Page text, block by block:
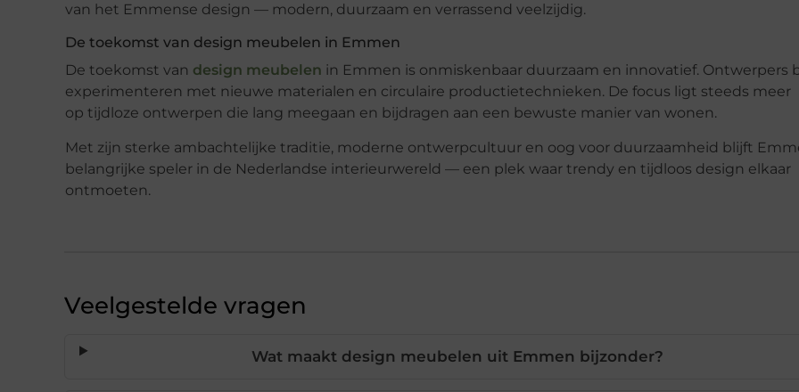
van het Emmense design — modern, duurzaam en verrassend veelzijdig.
De toekomst van design meubelen in Emmen
De toekomst van design meubelen in Emmen is onmiskenbaar duurzaam en innovatief. Ontwerpers
experimenteren met nieuwe materialen en circulaire productietechnieken. De focus ligt steeds meer
op tijdloze ontwerpen die lang meegaan en bijdragen aan een bewuste manier van wonen.
Met zijn sterke ambachtelijke traditie, moderne ontwerpcultuur en oog voor duurzaamheid blijft
belangrijke speler in de Nederlandse interieurwereld — een plek waar trendy en tijdloos design elkaar
ontmoeten.
Veelgestelde vragen
Wat maakt design meubelen uit Emmen bijzonder?